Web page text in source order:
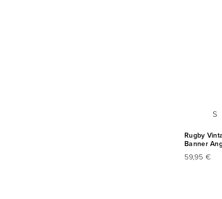
S
Rugby
Banner
59,95 €